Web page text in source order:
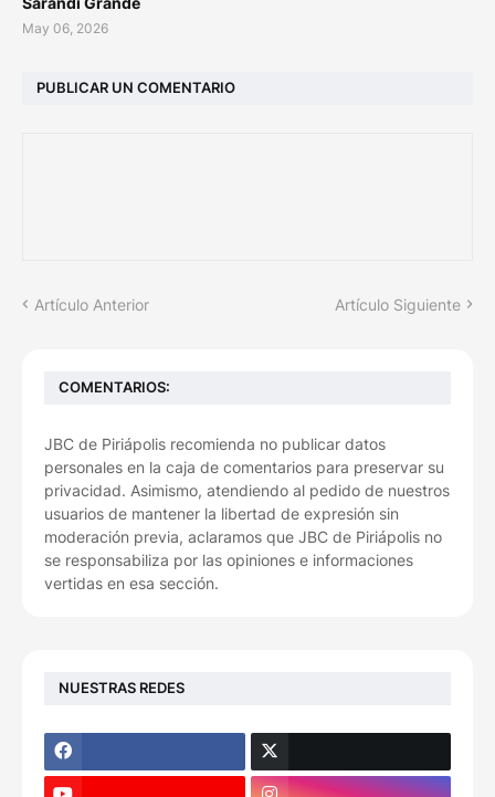
May 06, 2026
PUBLICAR UN COMENTARIO
Artículo Anterior Artículo Siguiente
COMENTARIOS:
JBC de Piriápolis recomienda no publicar datos
personales en la caja de comentarios para preservar su
privacidad. Asimismo, atendiendo al pedido de nuestros
usuarios de mantener la libertad de expresión sin
moderación previa, aclaramos que JBC de Piriápolis no
se responsabiliza por las opiniones e informaciones
vertidas en esa sección.
NUESTRAS REDES